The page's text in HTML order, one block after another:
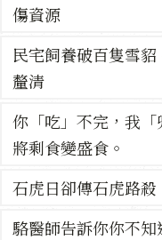
傷資源
民宅飼養破百隻雪
釐清
你「吃」不完，我
將剩食變盛食。
石虎日卻傳石虎路
駱醫師告訴你你不知